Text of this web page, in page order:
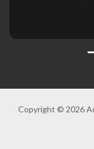
Copyright © 2026